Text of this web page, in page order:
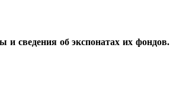
сведения об экспонатах их фондов.